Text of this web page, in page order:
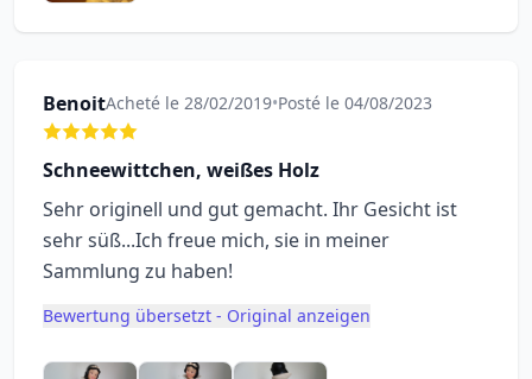
BenoitAcheté le 28/02/2019•Posté le 04/08/2023
Schneewittchen, weißes Holz
Sehr originell und gut gemacht. Ihr Gesicht ist
sehr süß...Ich freue mich, sie in meiner
Sammlung zu haben!
Bewertung übersetzt - Original anzeigen